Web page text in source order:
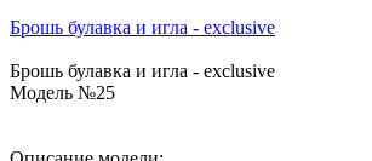
Брошь булавка и игла - exclusive
Брошь булавка и игла - exclusive
Модель №25